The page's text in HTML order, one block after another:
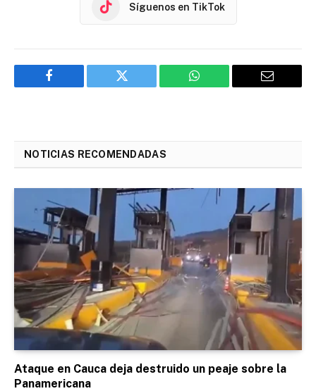
Síguenos en TikTok
Facebook Twitter WhatsApp Email
NOTICIAS RECOMENDADAS
Ataque en Cauca deja destruido un peaje sobre la
Panamericana